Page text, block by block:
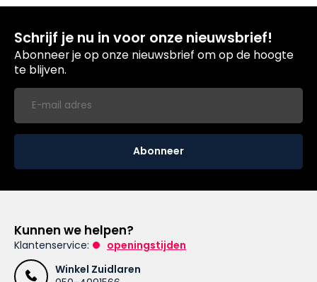
Schrijf je nu in voor onze nieuwsbrief!
Abonneer je op onze nieuwsbrief om op de hoogte
te blijven.
Abonneer
Kunnen we helpen?
Klantenservice:
openingstijden
Winkel Zuidlaren